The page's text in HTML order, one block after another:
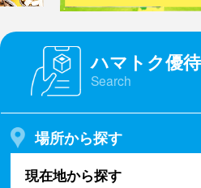
ハマトク優
Search
場所から探す
現在地から探す